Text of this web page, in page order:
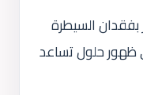
السيطرة
ظهور حلول تساعد